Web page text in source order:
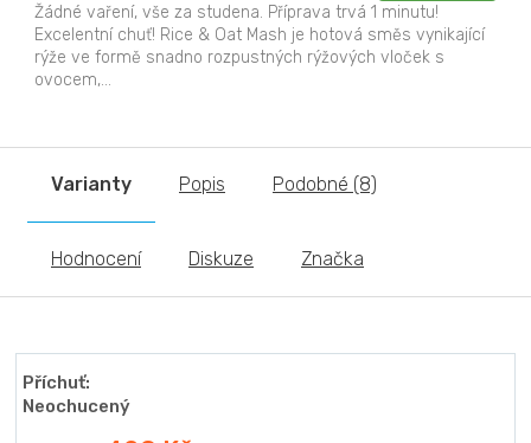
Žádné vaření, vše za studena. Příprava trvá 1 minutu!
Excelentní chuť! Rice & Oat Mash je hotová směs vynikající
rýže ve formě snadno rozpustných rýžových vloček s
ovocem,...
Varianty Popis Podobné (8)
Hodnocení Diskuze Značka
Příchuť:
Neochucený